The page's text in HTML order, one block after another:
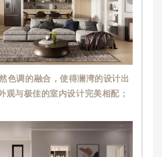
色调的融合，使得澜湾的设计出
观与极佳的室内设计完美相配；